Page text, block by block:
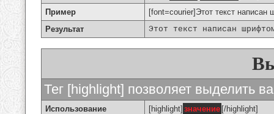
Пример
[font=courier]Этот текст
Результат
Этот текст написан
Тег [highlight] позволяет выделить
Использование [highlight] значение [/highlight]